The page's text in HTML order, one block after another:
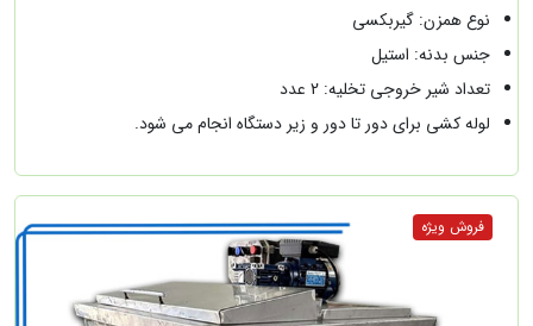
نوع همزن: گیربکسی
جنس بدنه: استیل
تعداد شیر خروجی تخلیه: 2 عدد
لوله کشی برای دور تا دور و زیر دستگاه انجام می شود.